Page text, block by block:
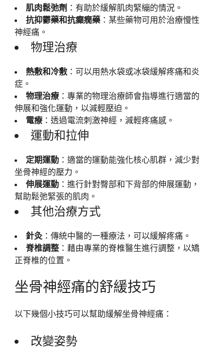
肌肉鬆弛劑 ：有助於緩解肌肉緊繃的情況。
抗抑鬱藥和抗癲癇藥 ：某些藥物可用於治療慢性
神經痛。
物理治療
熱敷和冷敷 ：可以用熱水袋或冰袋緩解疼痛和炎
症。
物理治療：專業的物理治療師會指導進行適當的
伸展和強化運動，以減輕壓迫。
電療：透過電流刺激神經，減輕疼痛感。
運動和拉伸
定期運動 ：適當的運動能強化核心肌群，減少對
坐骨神經的壓力。
伸展運動 ：進行針對臀部和下背部的伸展運動，
幫助鬆弛緊張的肌肉。
其他治療方式
針灸 ：傳統中醫的一種療法，可以緩解疼痛。
脊椎調整 ：藉由專業的脊椎醫生進行調整，以矯
正脊椎的位置。
坐骨神經痛的舒緩技巧
以下幾個小技巧可以幫助緩解坐骨神經痛：
改變姿勢